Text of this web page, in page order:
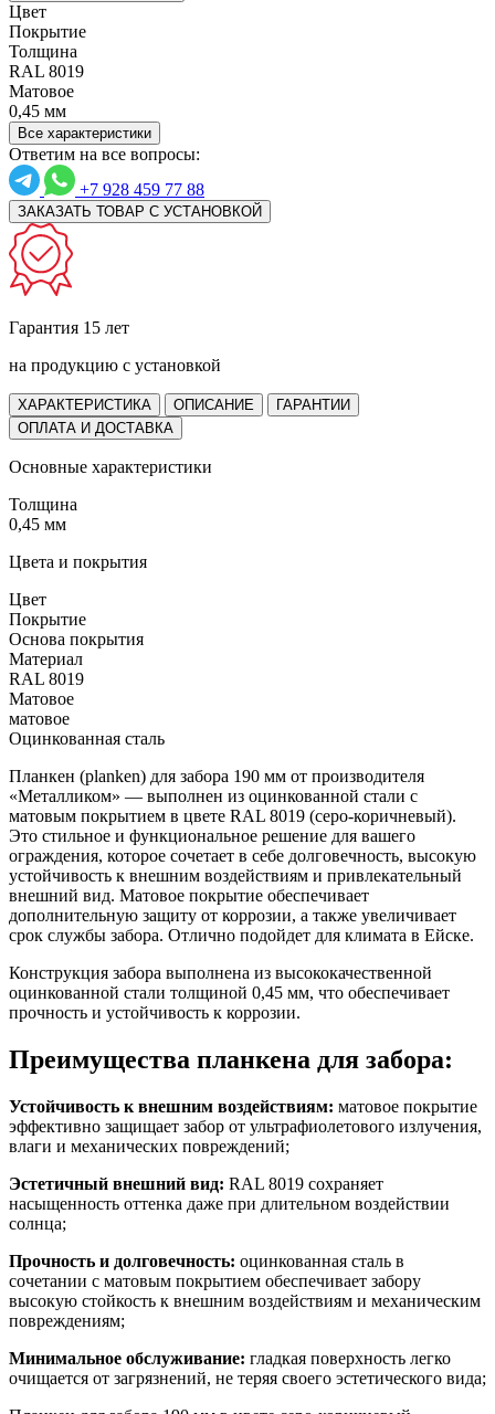
Цвет
Покрытие
Толщина
RAL 8019
Матовое
0,45 мм
Все характеристики
Ответим на все вопросы:
+7 928 459 77 88
ЗАКАЗАТЬ ТОВАР С УСТАНОВКОЙ
Гарантия 15 лет
на продукцию с установкой
ХАРАКТЕРИСТИКА ОПИСАНИЕ
ГАРАНТИИ
ОПЛАТА И ДОСТАВКА
Основные характеристики
Толщина
0,45 мм
Цвета и покрытия
Цвет
Покрытие
Основа покрытия
Материал
RAL 8019
Матовое
матовое
Оцинкованная сталь
Планкен (planken) для забора 190 мм от производителя
«Металликом» — выполнен из оцинкованной стали с
матовым покрытием в цвете RAL 8019 (серо-коричневый).
Это стильное и функциональное решение для вашего
ограждения, которое сочетает в себе долговечность, высокую
устойчивость к внешним воздействиям и привлекательный
внешний вид. Матовое покрытие обеспечивает
дополнительную защиту от коррозии, а также увеличивает
срок службы забора. Отлично подойдет для климата в Ейске.
Конструкция забора выполнена из высококачественной
оцинкованной стали толщиной 0,45 мм, что обеспечивает
прочность и устойчивость к коррозии.
Преимущества планкена для забора:
Устойчивость к внешним воздействиям: матовое покрытие
эффективно защищает забор от ультрафиолетового излучения,
влаги и механических повреждений;
Эстетичный внешний вид: RAL 8019 сохраняет
насыщенность оттенка даже при длительном воздействии
солнца;
Прочность и долговечность: оцинкованная сталь в
сочетании с матовым покрытием обеспечивает забору
высокую стойкость к внешним воздействиям и механическим
повреждениям;
Минимальное обслуживание: гладкая поверхность легко
очищается от загрязнений, не теряя своего эстетического вида;